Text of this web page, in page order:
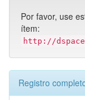
Por favor, use
ítem:
http://
Registro